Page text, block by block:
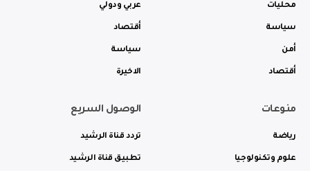
محليات
سياسة
أمن
أقتصاد
عربي ودولي
أقتصاد
سياسة
الاخيرة
منوعات
رياضة
علوم وتكنولوجيا
الوصول السريع
تردد قناة الرشيد
تطبيق قناة الرشيد